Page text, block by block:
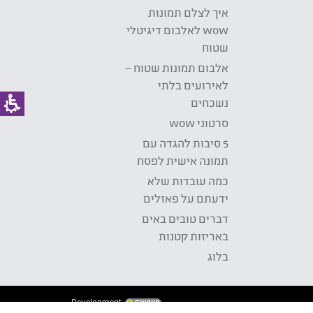
איך לצלם תמונות
wow לאלבום דיגיטלי
שטוח
אלבום תמונות שטוח –
לאירועים בלתי
נשכחים
סרטוני wow
5 סיבות להגדה עם
תמונה אישית לפסח
כמה עובדות שלא
ידעתם על פאזלים
דברים טובים באים
באריזות קטנות
בלוג
Development: